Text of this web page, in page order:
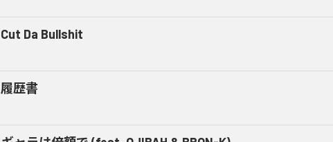
Cut Da Bullshit
履歴書